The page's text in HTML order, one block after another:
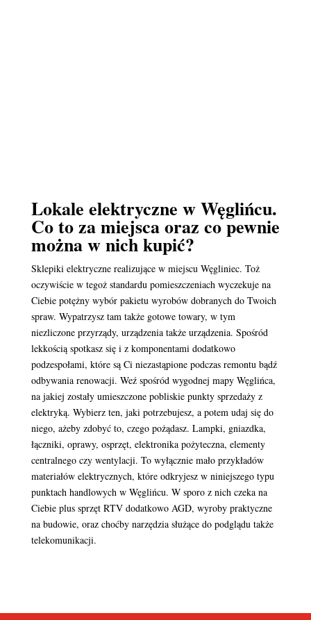
Lokale elektryczne w Węglińcu.
Co to za miejsca oraz co pewnie
można w nich kupić?
Sklepiki elektryczne realizujące w miejscu Węgliniec. Toż
oczywiście w tegoż standardu pomieszczeniach wyczekuje na
Ciebie potężny wybór pakietu wyrobów dobranych do Twoich
spraw. Wypatrzysz tam także gotowe towary, w tym
niezliczone przyrządy, urządzenia także urządzenia. Spośród
lekkością spotkasz się i z komponentami dodatkowo
podzespołami, które są Ci niezastąpione podczas remontu bądź
odbywania renowacji. Weź spośród wygodnej mapy Węglińca,
na jakiej zostały umieszczone pobliskie punkty sprzedaży z
elektryką. Wybierz ten, jaki potrzebujesz, a potem udaj się do
niego, ażeby zdobyć to, czego pożądasz. Lampki, gniazdka,
łączniki, oprawy, osprzęt, elektronika pożyteczna, elementy
centralnego czy wentylacji. To wyłącznie mało przykładów
materiałów elektrycznych, które odkryjesz w niniejszego typu
punktach handlowych w Węglińcu. W sporo z nich czeka na
Ciebie plus sprzęt RTV dodatkowo AGD, wyroby praktyczne
na budowie, oraz choćby narzędzia służące do podglądu także
telekomunikacji.